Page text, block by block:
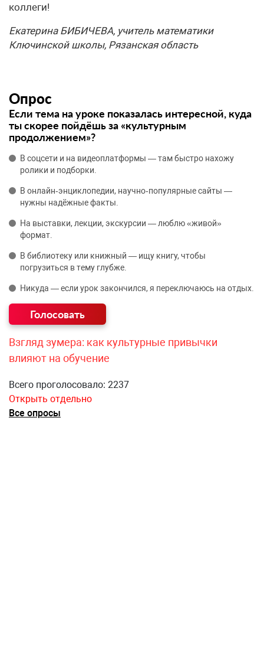
коллеги!
Екатерина БИБИЧЕВА, учитель математики
Ключинской школы, Рязанская область
Опрос
Если тема на уроке показалась интересной, куда
ты скорее пойдёшь за «культурным
продолжением»?
В соцсети и на видеоплатформы — там быстро нахожу
ролики и подборки.
В онлайн‑энциклопедии, научно‑популярные сайты —
нужны надёжные факты.
На выставки, лекции, экскурсии — люблю «живой»
формат.
В библиотеку или книжный — ищу книгу, чтобы
погрузиться в тему глубже.
Никуда — если урок закончился, я переключаюсь на отдых.
Взгляд зумера: как культурные привычки
влияют на обучение
Всего проголосовало: 2237
Открыть отдельно
Все опросы